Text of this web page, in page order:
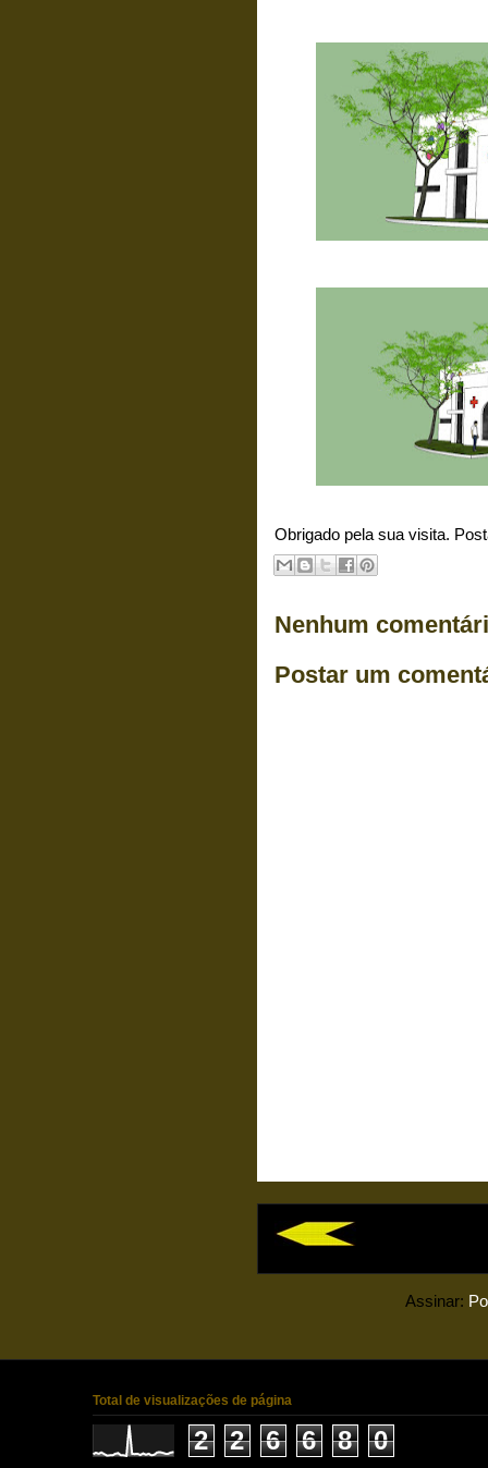
Obrigado pela sua visita.
Nenhum
Postar um
Assinar:
Total de visualizações de página
2 2 6 6 8 0